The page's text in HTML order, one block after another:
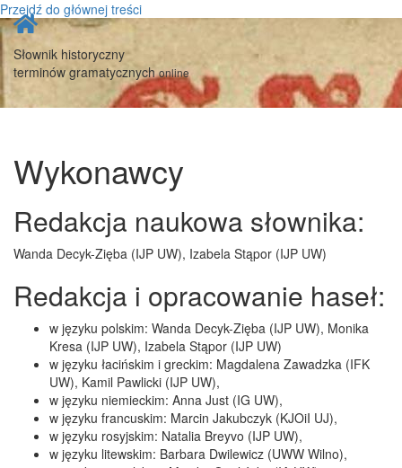
Przejdź do głównej treści
Strona
główna
Słownik historyczny
terminów gramatycznychonline
Wykonawcy
Redakcja naukowa słownika:
Wanda Decyk-Zięba (IJP UW), Izabela Stąpor (IJP UW)
Redakcja i opracowanie haseł:
w języku polskim: Wanda Decyk-Zięba (IJP UW), Monika
Kresa (IJP UW), Izabela Stąpor (IJP UW)
w języku łacińskim i greckim: Magdalena Zawadzka (IFK
UW), Kamil Pawlicki (IJP UW),
w języku niemieckim: Anna Just (IG UW),
w języku francuskim: Marcin Jakubczyk (KJOiI UJ),
w języku rosyjskim: Natalia Breyvo (IJP UW),
w języku litewskim: Barbara Dwilewicz (UWW Wilno),